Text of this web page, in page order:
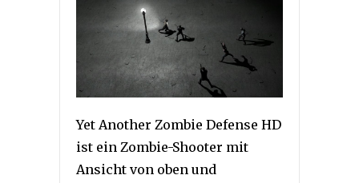
Yet Another Zombie Defense HD
ist ein Zombie-Shooter mit
Ansicht von oben und